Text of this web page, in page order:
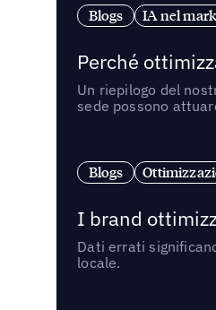
Blogs IA nel
Perché
Un riepilogo del
sede possono
Blogs
I brand
Dati errati
locale.